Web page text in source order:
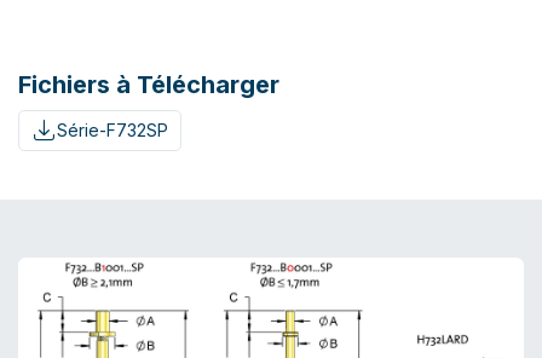
Fichiers à Télécharger
Série-F732SP